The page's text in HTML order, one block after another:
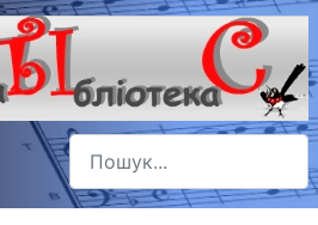
Пошук
Type 2 or more characters